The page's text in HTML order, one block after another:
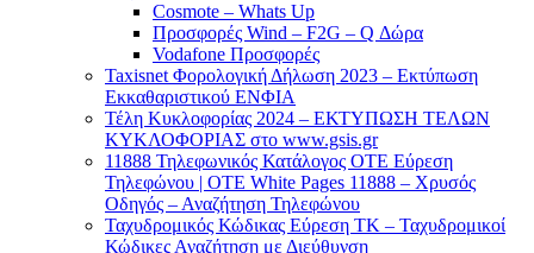
Cosmote – Whats Up
Προσφορές Wind – F2G – Q Δώρα
Vodafone Προσφορές
Taxisnet Φορολογική Δήλωση 2023 – Εκτύπωση
Εκκαθαριστικού EΝΦΙΑ
Τέλη Kυκλοφορίας 2024 – ΕΚΤΥΠΩΣΗ ΤΕΛΩΝ
ΚΥΚΛΟΦΟΡΙΑΣ στο www.gsis.gr
11888 Τηλεφωνικός Κατάλογος ΟΤΕ Εύρεση
Τηλεφώνου | OTE White Pages 11888 – Χρυσός
Οδηγός – Αναζήτηση Τηλεφώνου
Ταχυδρομικός Κώδικας Εύρεση ΤΚ – Ταχυδρομικοί
Κώδικες Αναζήτηση με Διεύθυνση